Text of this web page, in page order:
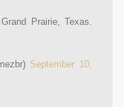
Prairie, Texas.
September 10,